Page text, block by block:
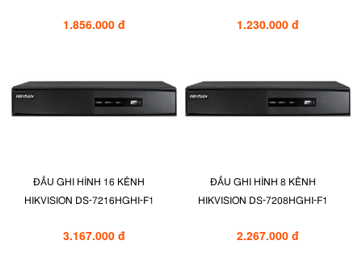
1.856.000 đ 1.230.000 đ
ĐẦU GHI HÌNH 16 KÊNH
HIKVISION DS-7216HGHI-F1
3.167.000 đ
ĐẦU GHI HÌNH 8 KÊNH
HIKVISION DS-7208HGHI-F1
2.267.000 đ